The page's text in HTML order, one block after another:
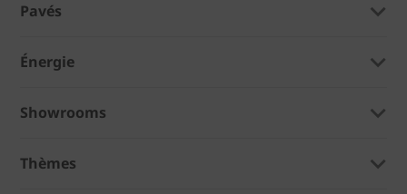
Pavés
Énergie
Showrooms
Thèmes